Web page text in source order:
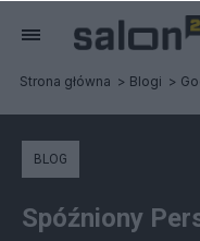
Strona główna Blogi
BLOG
Spóźniony